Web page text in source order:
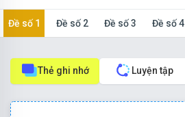
Đề số 1 Đề số 2 Đề số 3 Đề số 4
Thẻ ghi nhớ Luyện tập